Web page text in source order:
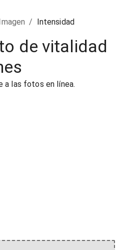
/ Intensidad
de vitalidad
a las fotos en línea.